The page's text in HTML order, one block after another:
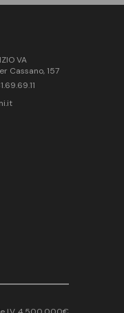
VA
Cassano, 157